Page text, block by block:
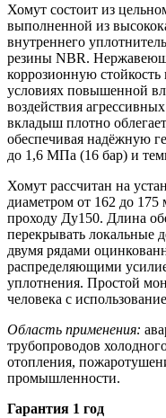
Хомут состоит из
выполненной из
внутреннего
резины NBR.
коррозионную
условиях повышенной
воздействия
вкладыш плотно
обеспечивая надёжную
до 1,6 МПа (16 бар) и
Хомут рассчитан на
диаметром от 162 до 175
проходу Ду150. Длина
перекрывать локальные
двумя рядами
распределяющими
уплотнения. Простой
человека с
Область применения:
трубопроводов
отопления,
промышленности.
Гарантия 1 год